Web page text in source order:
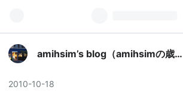
amihsim’s blog（amihsimの歳時
2010-10-18